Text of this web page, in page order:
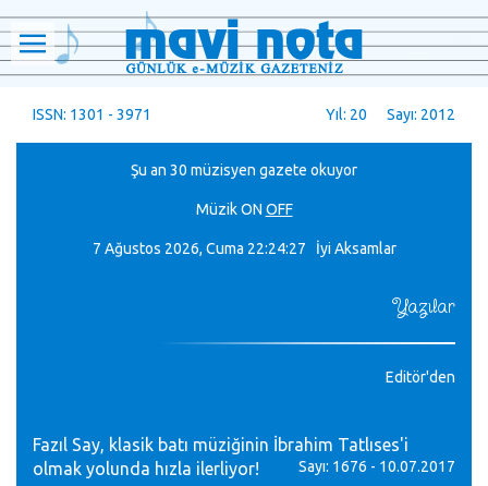
ISSN: 1301 - 3971 Yıl: 20 Sayı: 2012
Şu an 30 müzisyen gazete okuyor
MüzikON OFF
7 Ağustos 2026, Cuma 22:24:27 İyi Aksamlar
Yazılar
Editör'den
Fazıl Say, klasik batı müziğinin İbrahim Tatlıses'i
olmak yolunda hızla ilerliyor!
Sayı: 1676 - 10.07.2017